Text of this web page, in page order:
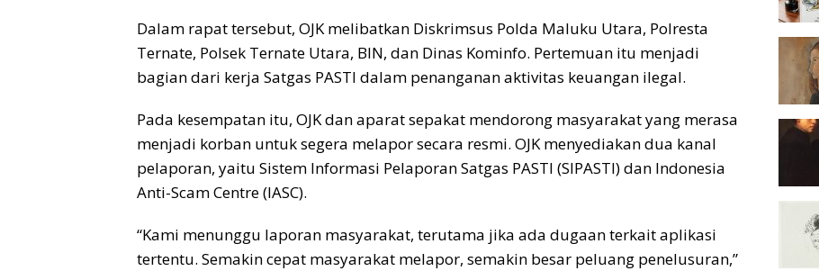
Dalam rapat tersebut, OJK melibatkan Diskrimsus Polda Maluku Utara, Polresta
Ternate, Polsek Ternate Utara, BIN, dan Dinas Kominfo. Pertemuan itu menjadi
bagian dari kerja Satgas PASTI dalam penanganan aktivitas keuangan ilegal.
Pada kesempatan itu, OJK dan aparat sepakat mendorong masyarakat yang merasa
menjadi korban untuk segera melapor secara resmi. OJK menyediakan dua kanal
pelaporan, yaitu Sistem Informasi Pelaporan Satgas PASTI (SIPASTI) dan Indonesia
Anti-Scam Centre (IASC).
“Kami menunggu laporan masyarakat, terutama jika ada dugaan terkait aplikasi
tertentu. Semakin cepat masyarakat melapor, semakin besar peluang penelusuran,”